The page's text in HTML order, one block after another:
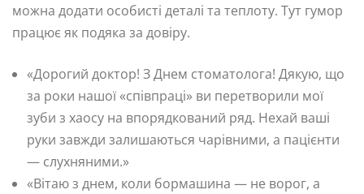
можна додати особисті деталі та теплоту. Тут гумор
працює як подяка за довіру.
«Дорогий доктор! З Днем стоматолога! Дякую, що
за роки нашої «співпраці» ви перетворили мої
зуби з хаосу на впорядкований ряд. Нехай ваші
руки завжди залишаються чарівними, а пацієнти
— слухняними.»
«Вітаю з днем, коли бормашина — не ворог, а